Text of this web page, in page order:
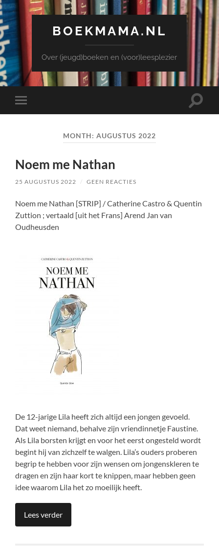
BOEKMAMA.NL
Over (jeugd)boeken en (voor)leesplezier
Toggle
mobiel
Toggle
MONTH: AUGUSTUS 2022
Noem me Nathan
25 AUGUSTUS 2022 / GEEN REACTIES
Noem me Nathan [STRIP] / Catherine Castro & Quentin
Zuttion ; vertaald [uit het Frans] Arend Jan van
Oudheusden
De 12-jarige Lila heeft zich altijd een jongen gevoeld.
Dat weet niemand, behalve zijn vriendinnetje Faustine.
Als Lila borsten krijgt en voor het eerst ongesteld wordt
begint hij van zichzelf te walgen. Lila’s ouders proberen
begrip te hebben voor zijn wensen om jongenskleren te
dragen en zijn haar kort te knippen, maar hebben geen
idee waarom Lila het zo moeilijk heeft.
Lees verder